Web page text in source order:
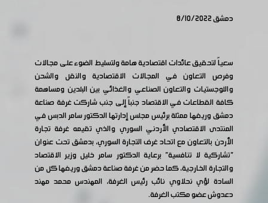
دمشق 8/10/2022
سعياً لتحقيق عائدات اقتصادية هامة ولتسليط الضوء على مجالات
وفرص التعاون في المجالات الاقتصادية والنقل والشحن
واللوجستيات والتعاون الصناعي والغذائي بين البلدين ومساهمة
كافة القطاعات في الاقتصاد جنباً إلى جنب شاركت غرفة صناعة
دمشق وريفها ممثلة برئيس مجلس إدارتها الدكتور سامر الدبس في
المنتدى الاقتصادي الأردني السوري والذي تقيمه غرفة تجارة
الأردن بالتعاون مع اتحاد غرف التجارة السوري، بدمشق تحت عنوان
"تشاركية لا تنافسية" برعاية الدكتور سامر خليل وزير الاقتصاد
والتجارة الخارجية، كما حضر من غرفة صناعة دمشق وريفها كل من
السادة لؤي نحلاوي نائب رئيس الغرفة، المهندس محمد مهند
دعدوش عضو مكتب الغرفة.